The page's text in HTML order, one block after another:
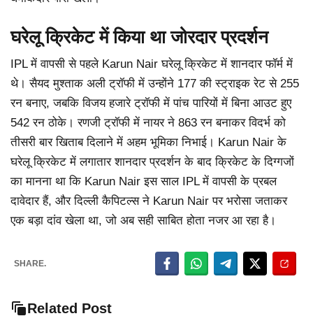
घरेलू क्रिकेट में किया था जोरदार प्रदर्शन
IPL में वापसी से पहले Karun Nair घरेलू क्रिकेट में शानदार फॉर्म में
थे। सैयद मुश्ताक अली ट्रॉफी में उन्होंने 177 की स्ट्राइक रेट से 255
रन बनाए, जबकि विजय हजारे ट्रॉफी में पांच पारियों में बिना आउट हुए
542 रन ठोके। रणजी ट्रॉफी में नायर ने 863 रन बनाकर विदर्भ को
तीसरी बार खिताब दिलाने में अहम भूमिका निभाई। Karun Nair के
घरेलू क्रिकेट में लगातार शानदार प्रदर्शन के बाद क्रिकेट के दिग्गजों
का मानना था कि Karun Nair इस साल IPL में वापसी के प्रबल
दावेदार हैं, और दिल्ली कैपिटल्स ने Karun Nair पर भरोसा जताकर
एक बड़ा दांव खेला था, जो अब सही साबित होता नजर आ रहा है।
SHARE.
Related Post